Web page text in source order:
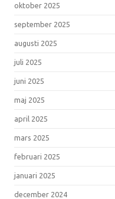
oktober 2025
september 2025
augusti 2025
juli 2025
juni 2025
maj 2025
april 2025
mars 2025
februari 2025
januari 2025
december 2024